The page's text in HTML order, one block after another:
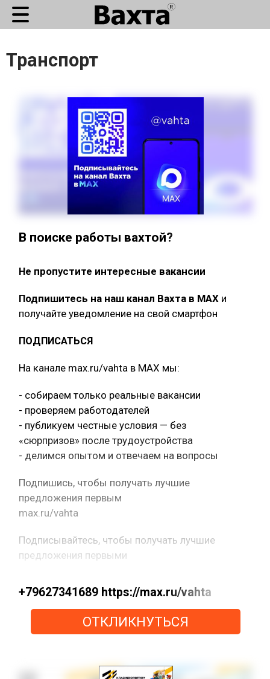
Транспорт
В поиске работы вахтой?
Не пропустите интересные вакансии
Подпишитесь на наш канал Вахта в МАХ и
получайте уведомление на свой смартфон
ПОДПИСАТЬСЯ
На канале max.ru/vahta в MAX мы:
- собираем только реальные вакансии
- проверяем работодателей
- публикуем честные условия — без
«сюрпризов» после трудоустройства
- делимся опытом и отвечаем на вопросы
Подпишись, чтобы получать лучшие
предложения первым
max.ru/vahta
Подписывайтесь, чтобы получать лучшие
предложения первыми
+79627341689 https://max.ru/vahta
ОТКЛИКНУТЬСЯ